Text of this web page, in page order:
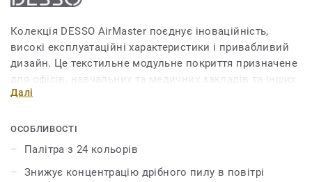
Колекція DESSO AirMaster поєднує іноваційність,
високі експлуатаційні характеристики і привабливий
дизайн. Це текстильне модульне покриття призначене
для офісів, навчальних та медичних закладів та інших
громадських приміщень. Воно позитивно впливає на
що його запатентована технологія знижує
концентрацію дрібного пилу в повітрі в чотири рази
ефективніше, ніж звичайні килими й у вісім разів
ефективніше, ніж інші види покриттів. Плитка має
Далі
ОСОБЛИВОСТІ
Палітра з 24 кольорів
Знижує концентрацію дрібного пилу в повітрі